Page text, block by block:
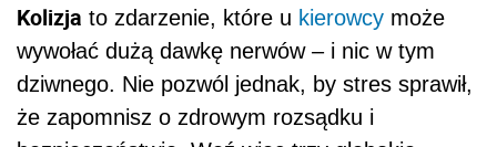
Kolizja to zdarzenie, które u kierowcy może
wywołać dużą dawkę nerwów – i nic w tym
dziwnego. Nie pozwól jednak, by stres sprawił,
że zapomnisz o zdrowym rozsądku i